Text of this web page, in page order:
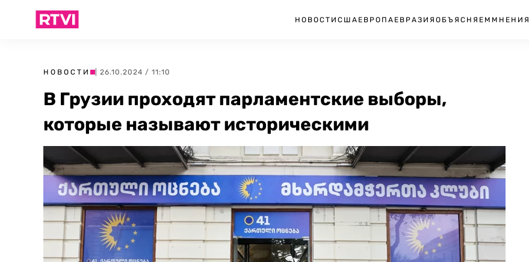
НОВОСТИ США ЕВРОПА ЕВРАЗИЯ ОБЪЯСНЯЕМ МНЕНИЯ
НОВОСТИ | 26.10.2024 / 11:10
В Грузии проходят парламентские выборы,
которые называют историческими